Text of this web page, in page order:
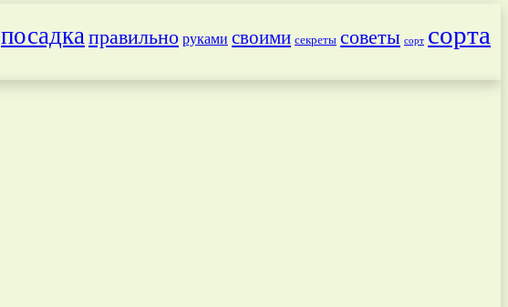
посадкаправильно руками своими секреты советы сорт сорта